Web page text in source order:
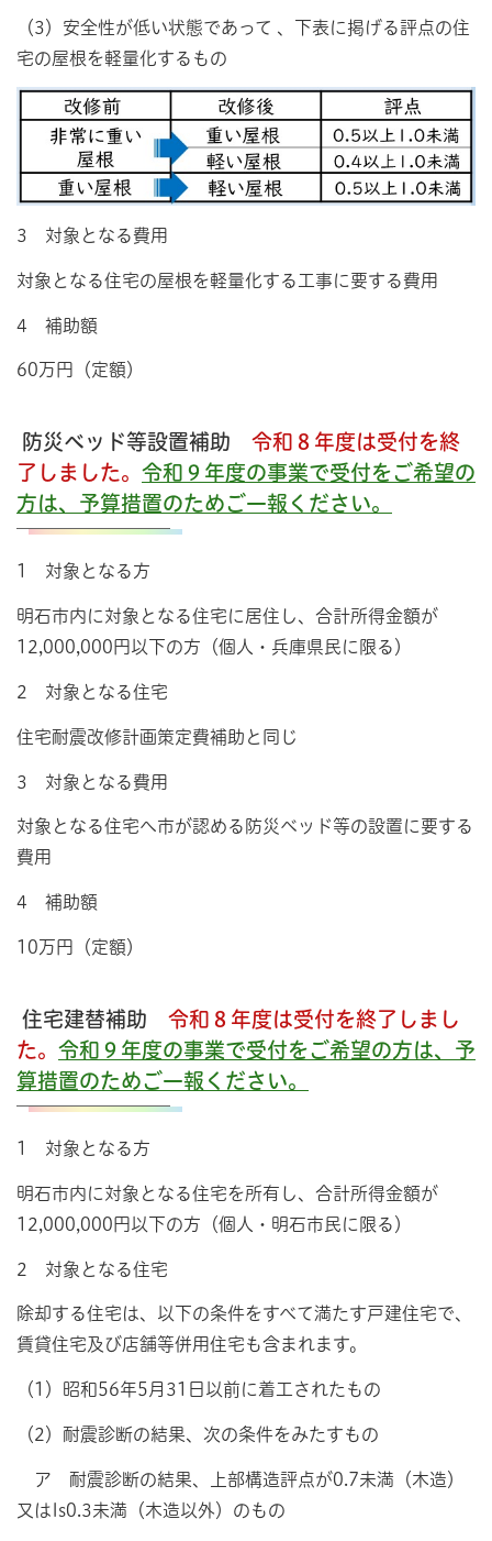
（3）安全性が低い状態であって 、下表に掲げる評点の住
宅の屋根を軽量化するもの
3 対象となる費用
対象となる住宅の屋根を軽量化する工事に要する費用
4 補助額
60万円（定額）
防災ベッド等設置補助 令和８年度は受付を終
了しました。 令和９年度の事業で受付をご希望の
方は、予算措置のためご一報ください。
1 対象となる方
明石市内に対象となる住宅に居住し、合計所得金額が
12,000,000円以下の方（個人・兵庫県民に限る）
2 対象となる住宅
住宅耐震改修計画策定費補助と同じ
3 対象となる費用
対象となる住宅へ市が認める防災ベッド等の設置に要する
費用
4 補助額
10万円（定額）
住宅建替補助 令和８年度は受付を終了しまし
た。 令和９年度の事業で受付をご希望の方は、予
算措置のためご一報ください。
1 対象となる方
明石市内に対象となる住宅を所有し、合計所得金額が
12,000,000円以下の方（個人・明石市民に限る）
2 対象となる住宅
除却する住宅は、以下の条件をすべて満たす戸建住宅で、
賃貸住宅及び店舗等併用住宅も含まれます。
（1）昭和56年5月31日以前に着工されたもの
（2）耐震診断の結果、次の条件をみたすもの
ア 耐震診断の結果、上部構造評点が0.7未満（木造）
又はIs0.3未満（木造以外）のもの